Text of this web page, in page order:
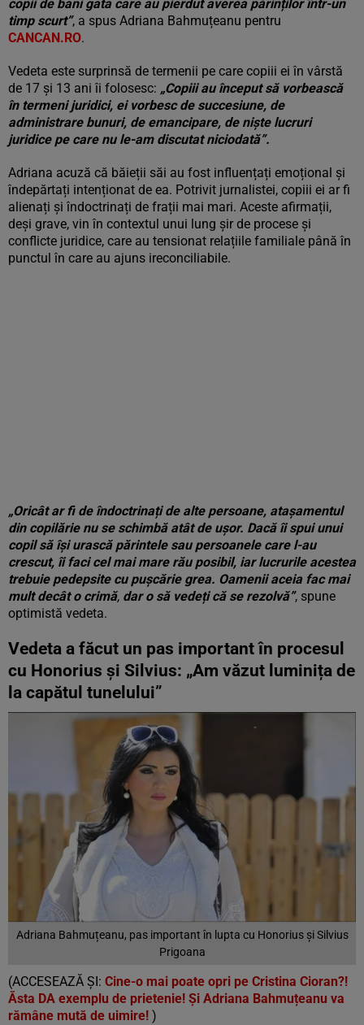
copii de bani gata care au pierdut averea părinților într-un
timp scurt”, a spus Adriana Bahmuțeanu pentru
CANCAN.RO.
Vedeta este surprinsă de termenii pe care copiii ei în vârstă
de 17 și 13 ani îi folosesc: „Copiii au început să vorbească
în termeni juridici, ei vorbesc de succesiune, de
administrare bunuri, de emancipare, de niște lucruri
juridice pe care nu le-am discutat niciodată”.
Adriana acuză că băieții săi au fost influențați emoțional și
îndepărtați intenționat de ea. Potrivit jurnalistei, copiii ei ar fi
alienați și îndoctrinați de frații mai mari. Aceste afirmații,
deși grave, vin în contextul unui lung șir de procese și
conflicte juridice, care au tensionat relațiile familiale până în
punctul în care au ajuns ireconciliabile.
„Oricât ar fi de îndoctrinați de alte persoane, atașamentul
din copilărie nu se schimbă atât de ușor. Dacă îi spui unui
copil să își urască părintele sau persoanele care l-au
crescut, îi faci cel mai mare rău posibil, iar lucrurile acestea
trebuie pedepsite cu pușcărie grea. Oamenii aceia fac mai
mult decât o crimă, dar o să vedeți că se rezolvă”, spune
optimistă vedeta.
Vedeta a făcut un pas important în procesul
cu Honorius și Silvius: „Am văzut luminița de
la capătul tunelului”
Adriana Bahmuțeanu, pas important în lupta cu Honorius și Silvius
Prigoana
(ACCESEAZĂ ȘI: Cine-o mai poate opri pe Cristina Cioran?!
Ăsta DA exemplu de prietenie! Și Adriana Bahmuțeanu va
rămâne mută de uimire! )